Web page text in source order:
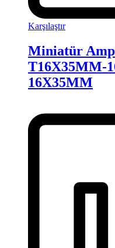
Karşılaştır
Miniatür
T16X35MM-
16X35MM